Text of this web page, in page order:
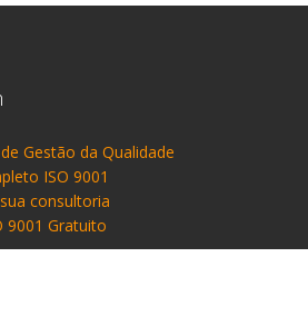
Gestão da Qualidade
ISO 9001
consultoria
9001 Gratuito